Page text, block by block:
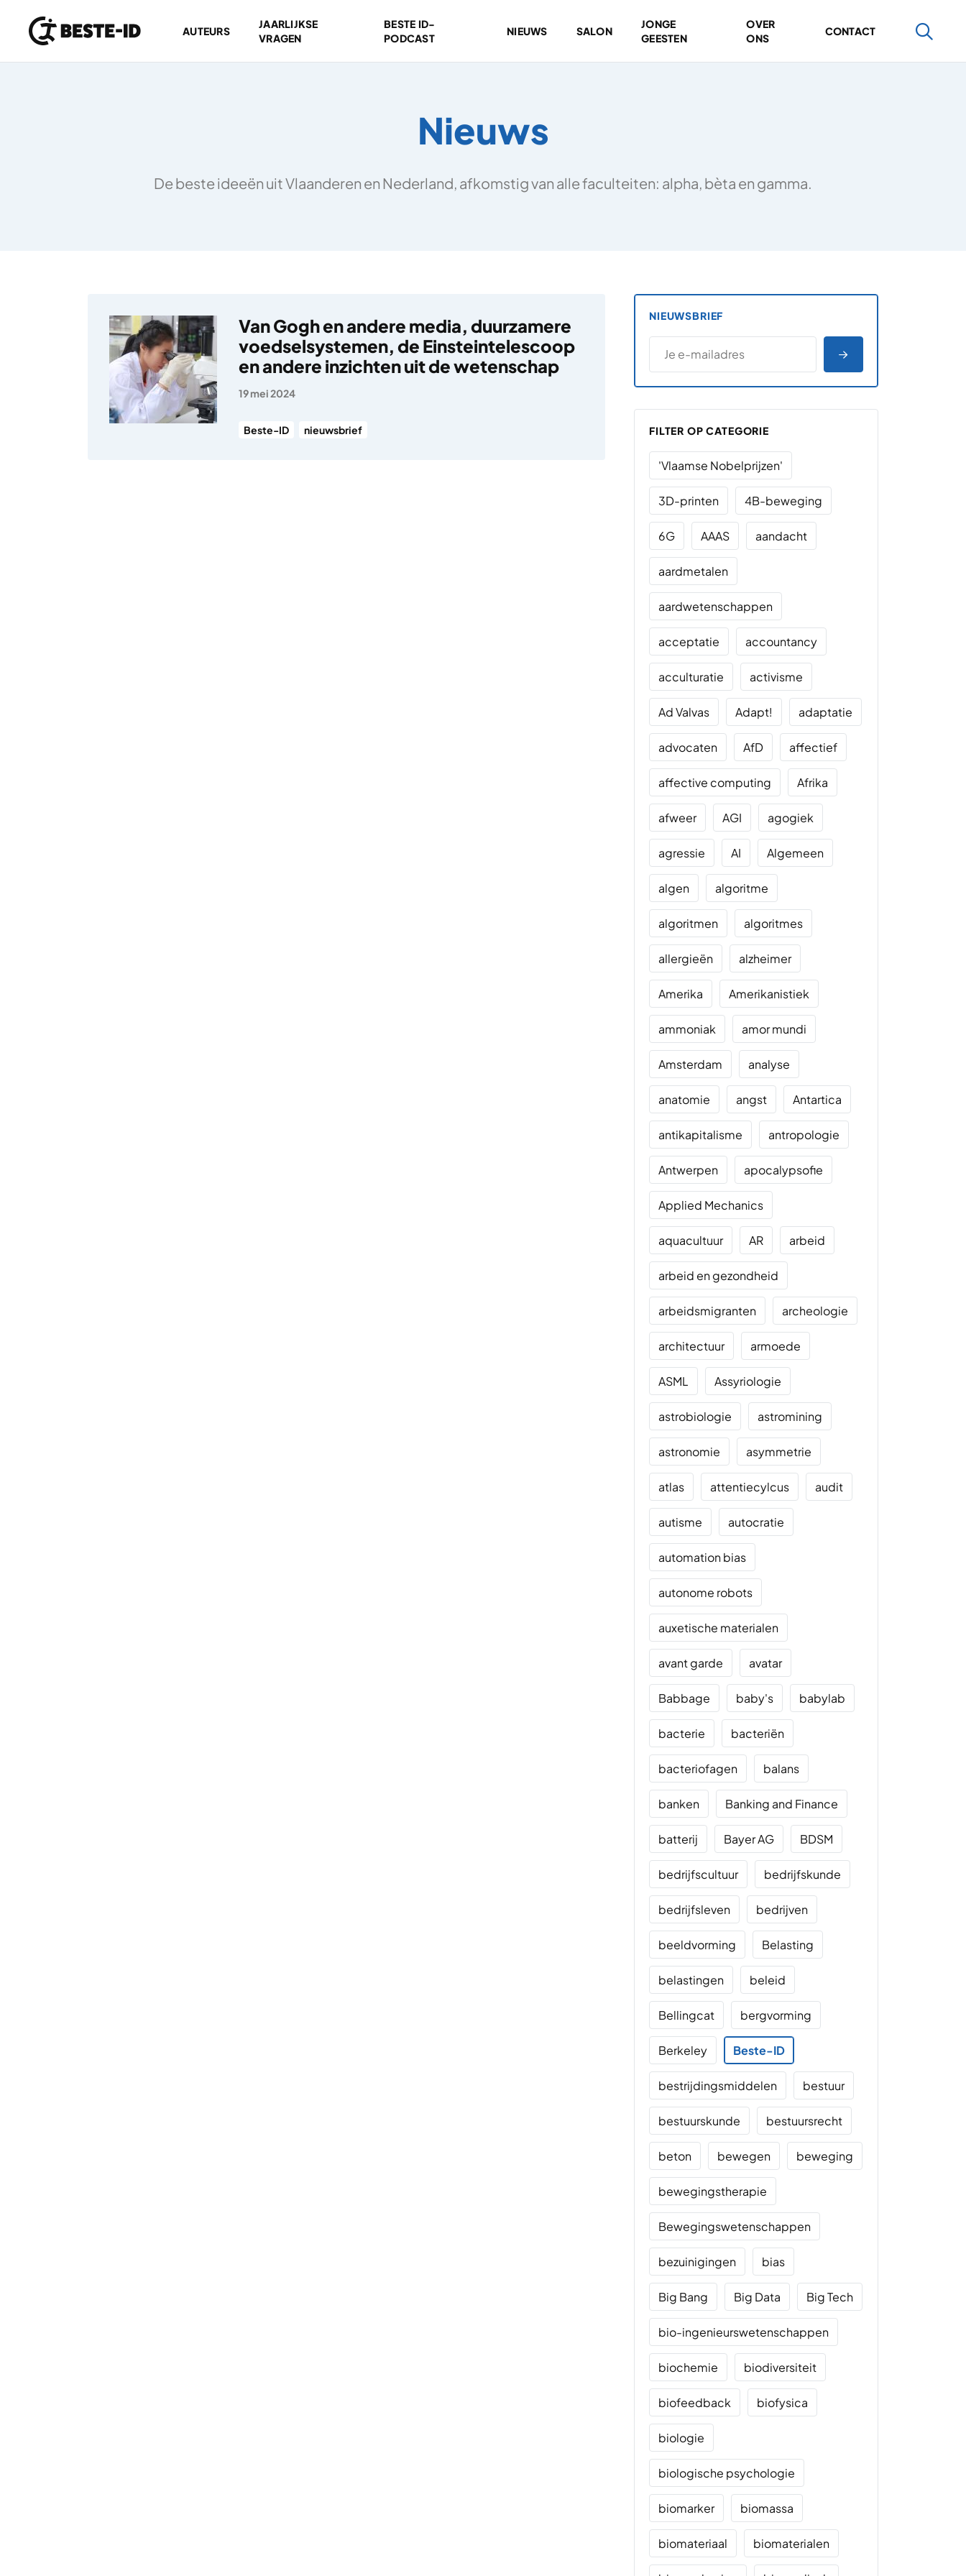
Ga naar inhoud
AUTEURS
JAARLIJKSE
VRAGEN
BESTE ID-
PODCAST
NIEUWS SALON
JONGE
GEESTEN
OVER
ONS
CONTACT
Nieuws
De beste ideeën uit Vlaanderen en Nederland, afkomstig van alle faculteiten: alpha, bèta en gamma.
Van Gogh en andere media, duurzamere
voedselsystemen, de Einsteintelescoop
en andere inzichten uit de wetenschap
19 mei 2024
Beste-ID nieuwsbrief
NIEUWSBRIEF
E-MAILADRES
*
AANMELDEN
FILTER OP CATEGORIE
'Vlaamse Nobelprijzen'
3D-printen 4B-beweging
6G AAAS aandacht
aardmetalen
aardwetenschappen
acceptatie accountancy
acculturatie activisme
Ad Valvas Adapt! adaptatie
advocaten AfD affectief
affective computing Afrika
afweer AGI agogiek
agressie AI Algemeen
algen algoritme
algoritmen algoritmes
allergieën alzheimer
Amerika Amerikanistiek
ammoniak amor mundi
Amsterdam analyse
anatomie angst Antartica
antikapitalisme antropologie
Antwerpen apocalypsofie
Applied Mechanics
aquacultuur AR arbeid
arbeid en gezondheid
arbeidsmigranten archeologie
architectuur armoede
ASML Assyriologie
astrobiologie astromining
astronomie asymmetrie
atlas attentiecylcus audit
autisme autocratie
automation bias
autonome robots
auxetische materialen
avant garde avatar
Babbage baby's babylab
bacterie bacteriën
bacteriofagen balans
banken Banking and Finance
batterij Bayer AG BDSM
bedrijfscultuur bedrijfskunde
bedrijfsleven bedrijven
beeldvorming Belasting
belastingen beleid
Bellingcat bergvorming
Berkeley Beste-ID
bestrijdingsmiddelen bestuur
bestuurskunde bestuursrecht
beton bewegen beweging
bewegingstherapie
Bewegingswetenschappen
bezuinigingen bias
Big Bang Big Data Big Tech
bio-ingenieurswetenschappen
biochemie biodiversiteit
biofeedback biofysica
biologie
biologische psychologie
biomarker biomassa
biomateriaal biomaterialen